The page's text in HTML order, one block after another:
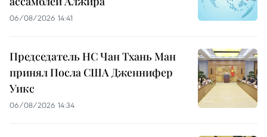
06/08/2026 14:41
Председатель НС Чан Тхань Ман
принял Посла США Дженнифер
Уикс
06/08/2026 14:34